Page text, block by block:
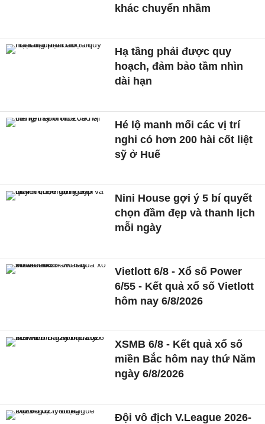
khác chuyển nhầm
Hạ tầng phải được quy
hoạch, đảm bảo tầm nhìn
dài hạn
Hé lộ manh mối các vị trí
nghi có hơn 200 hài cốt liệt
sỹ ở Huế
Nini House gợi ý 5 bí quyết
chọn đầm đẹp và thanh lịch
mỗi ngày
Vietlott 6/8 - Xổ số Power
6/55 - Kết quả xổ số Vietlott
hôm nay 6/8/2026
XSMB 6/8 - Kết quả xổ số
miền Bắc hôm nay thứ Năm
ngày 6/8/2026
Đội vô địch V.League 2026-